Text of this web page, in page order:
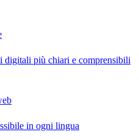
digitali più chiari e comprensibili
in ogni lingua